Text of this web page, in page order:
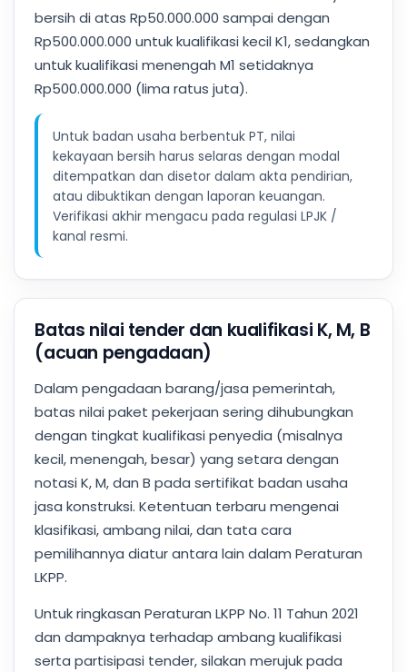
bersih di atas Rp50.000.000 sampai dengan
Rp500.000.000 untuk kualifikasi kecil K1, sedangkan
untuk kualifikasi menengah M1 setidaknya
Rp500.000.000 (lima ratus juta).
Untuk badan usaha berbentuk PT, nilai
kekayaan bersih harus selaras dengan modal
ditempatkan dan disetor dalam akta pendirian,
atau dibuktikan dengan laporan keuangan.
Verifikasi akhir mengacu pada regulasi LPJK /
kanal resmi.
Batas nilai tender dan kualifikasi K, M, B
(acuan pengadaan)
Dalam pengadaan barang/jasa pemerintah,
batas nilai paket pekerjaan sering dihubungkan
dengan tingkat kualifikasi penyedia (misalnya
kecil, menengah, besar) yang setara dengan
notasi K, M, dan B pada sertifikat badan usaha
jasa konstruksi. Ketentuan terbaru mengenai
klasifikasi, ambang nilai, dan tata cara
pemilihannya diatur antara lain dalam Peraturan
LKPP.
Untuk ringkasan Peraturan LKPP No. 11 Tahun 2021
dan dampaknya terhadap ambang kualifikasi
serta partisipasi tender, silakan merujuk pada